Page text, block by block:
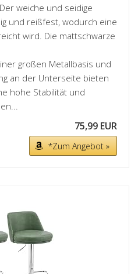
weiche und seidige
und reißfest, wodurch eine
wird. Die mattschwarze
großen Metallbasis und
an der Unterseite bieten
hohe Stabilität und
75,99 EUR
*Zum Angebot »